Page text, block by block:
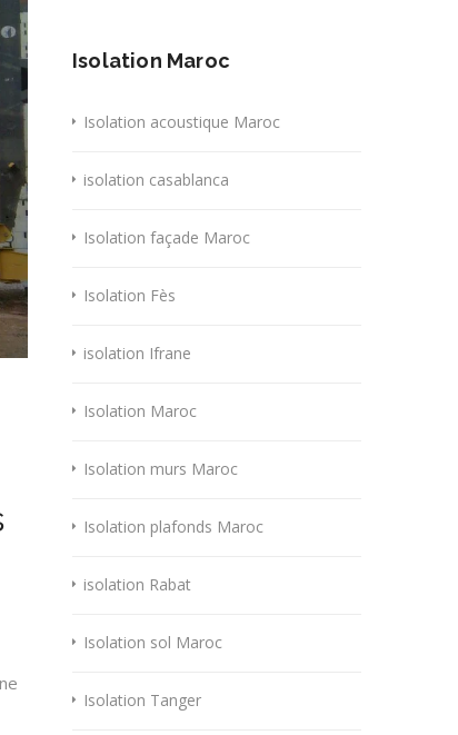
Isolation Maroc
Isolation acoustique Maroc
isolation casablanca
Isolation façade Maroc
Isolation Fès
isolation Ifrane
Isolation Maroc
Isolation murs Maroc
Isolation plafonds Maroc
isolation Rabat
Isolation sol Maroc
Isolation Tanger